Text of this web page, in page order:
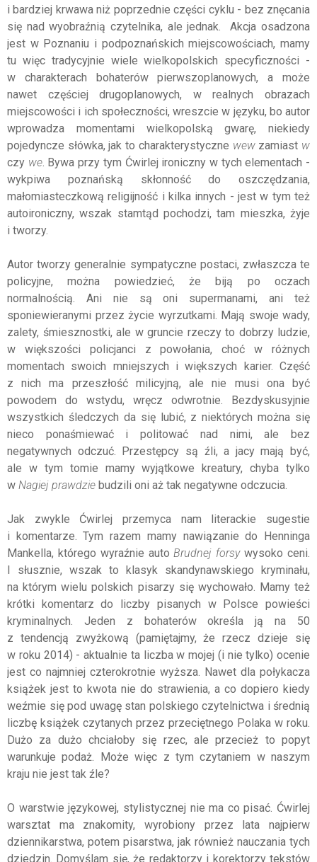
i bardziej krwawa niż poprzednie części cyklu - bez znęcania
się nad wyobraźnią czytelnika, ale jednak. Akcja osadzona
jest w Poznaniu i podpoznańskich miejscowościach, mamy
tu więc tradycyjnie wiele wielkopolskich specyficzności -
w charakterach bohaterów pierwszoplanowych, a może
nawet częściej drugoplanowych, w realnych obrazach
miejscowości i ich społeczności, wreszcie w języku, bo autor
wprowadza momentami wielkopolską gwarę, niekiedy
pojedyncze słówka, jak to charakterystyczne wewzamiast w
czy we. Bywa przy tym Ćwirlej ironiczny w tych elementach -
wykpiwa poznańską skłonność do oszczędzania,
małomiasteczkową religijność i kilka innych - jest w tym też
autoironiczny, wszak stamtąd pochodzi, tam mieszka, żyje
i tworzy.
Autor tworzy generalnie sympatyczne postaci, zwłaszcza te
policyjne, można powiedzieć, że biją po oczach
normalnością. Ani nie są oni supermanami, ani też
sponiewieranymi przez życie wyrzutkami. Mają swoje wady,
zalety, śmiesznostki, ale w gruncie rzeczy to dobrzy ludzie,
w większości policjanci z powołania, choć w różnych
momentach swoich mniejszych i większych karier. Część
z nich ma przeszłość milicyjną, ale nie musi ona być
powodem do wstydu, wręcz odwrotnie. Bezdyskusyjnie
wszystkich śledczych da się lubić, z niektórych można się
nieco ponaśmiewać i politować nad nimi, ale bez
negatywnych odczuć. Przestępcy są źli, a jacy mają być,
ale w tym tomie mamy wyjątkowe kreatury, chyba tylko
w Nagiej prawdzie budzili oni aż tak negatywne odczucia.
Jak zwykle Ćwirlej przemyca nam literackie sugestie
i komentarze. Tym razem mamy nawiązanie do Henninga
Mankella, którego wyraźnie autoBrudnej forsywysoko ceni.
I słusznie, wszak to klasyk skandynawskiego kryminału,
na którym wielu polskich pisarzy się wychowało. Mamy też
krótki komentarz do liczby pisanych w Polsce powieści
kryminalnych. Jeden z bohaterów określa ją na 50
z tendencją zwyżkową (pamiętajmy, że rzecz dzieje się
w roku 2014) - aktualnie ta liczba w mojej (i nie tylko) ocenie
jest co najmniej czterokrotnie wyższa. Nawet dla połykacza
książek jest to kwota nie do strawienia, a co dopiero kiedy
weźmie się pod uwagę stan polskiego czytelnictwa i średnią
liczbę książek czytanych przez przeciętnego Polaka w roku.
Dużo za dużo chciałoby się rzec, ale przecież to popyt
warunkuje podaż. Może więc z tym czytaniem w naszym
kraju nie jest tak źle?
O warstwie językowej, stylistycznej nie ma co pisać. Ćwirlej
warsztat ma znakomity, wyrobiony przez lata najpierw
dziennikarstwa, potem pisarstwa, jak również nauczania tych
dziedzin. Domyślam się, że redaktorzy i korektorzy tekstów